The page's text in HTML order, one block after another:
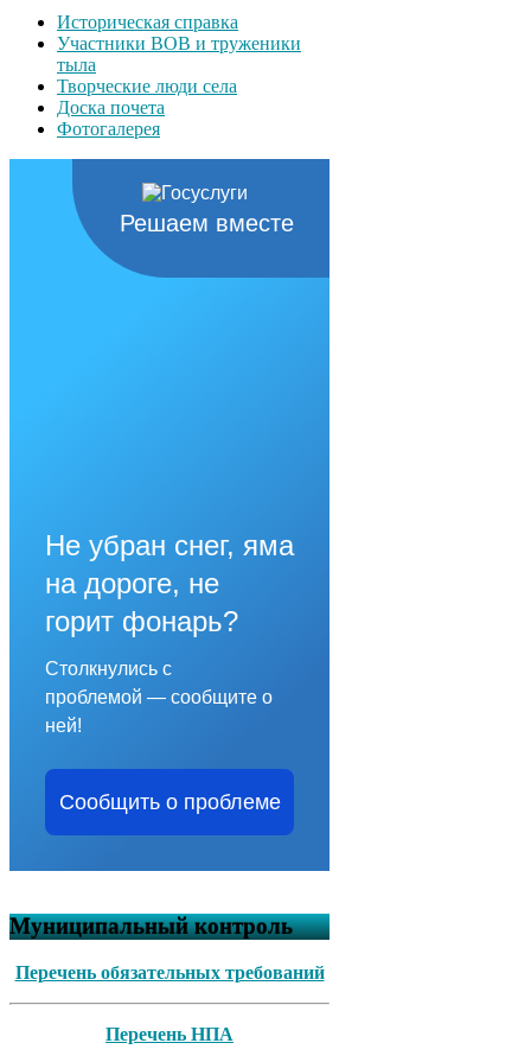
Историческая справка
Участники ВОВ и труженики
тыла
Творческие люди села
Доска почета
Фотогалерея
Решаем вместе
Не убран снег, яма
на дороге, не
горит фонарь?
Столкнулись с
проблемой — сообщите о
ней!
Сообщить о проблеме
Муниципальный контроль
Перечень обязательных требований
Перечень НПА